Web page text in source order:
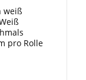
weiß
pro Rolle